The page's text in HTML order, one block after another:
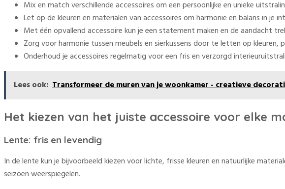
Mix en match verschillende accessoires om een persoonlijke en unieke
Let op de kleuren en materialen van accessoires om harmonie en balans in je
Met één opvallend accessoire kun je een statement maken en de aandacht
Zorg voor harmonie tussen meubels en sierkussens door te letten op kleuren,
Onderhoud je accessoires regelmatig voor een fris en verzorgd
Lees ook: Transformeer de muren van je woonkamer - creatieve
Het kiezen van het juiste accessoire voor elke
Lente: fris en levendig
In de lente kun je bijvoorbeeld kiezen voor lichte, frisse kleuren en natuurlijke
seizoen weerspiegelen.